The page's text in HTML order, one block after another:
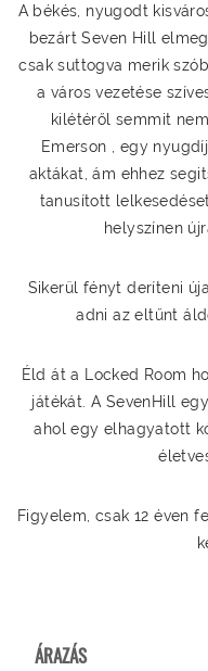
A békés, nyugodt
bezárt Seven Hill
csak suttogva merik
a város vezetése
kilétéről semmit
Emerson , egy
aktákat, ám ehhez
tanusított
helyszínen
Sikerül fényt deríteni
adni az eltűnt
Éld át a Locked Room
játékát. A SevenHill
ahol egy elhagyatott
Figyelem, csak 12 éven
ÁRAZÁS